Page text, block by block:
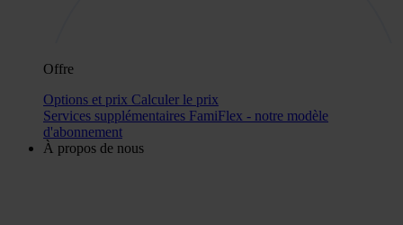
Offre
Options et prix Calculer le prix
Services supplémentaires FamiFlex - notre modèle
d'abonnement
À propos de nous